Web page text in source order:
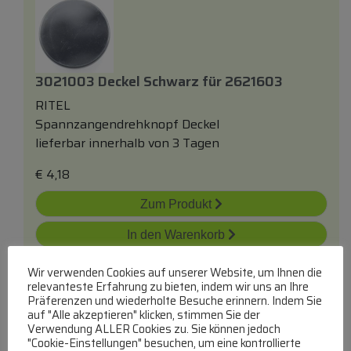
3021003 Deckel Schwarz für2621603
RITEL
Spannzangendrehknopf Deckel
lieferbar innerhalb von 3 Tagen
€ 4,18
Zum Produkt
In den Warenkorb
Wir verwenden Cookies auf unserer Website, um Ihnen die
relevanteste Erfahrung zu bieten, indem wir uns an Ihre
Präferenzen und wiederholte Besuche erinnern. Indem Sie
auf "Alle akzeptieren" klicken, stimmen Sie der
Verwendung ALLER Cookies zu. Sie können jedoch
"Cookie-Einstellungen" besuchen, um eine kontrollierte